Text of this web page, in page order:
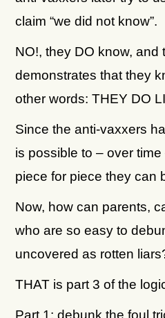
claim “we did not know”.
NO!, they DO know,
demonstrates that they
other words: THEY DO
Since the anti-vaxxers
is possible to – over
piece for piece they can
Now, how can parents,
who are so easy to
uncovered as rotten
THAT is part 3 of the
Part 1: debunk the foul